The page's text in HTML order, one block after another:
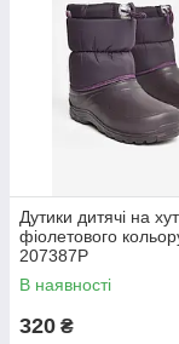
Дутики дитячі на
фіолетового
207387P
В наявності
320 ₴